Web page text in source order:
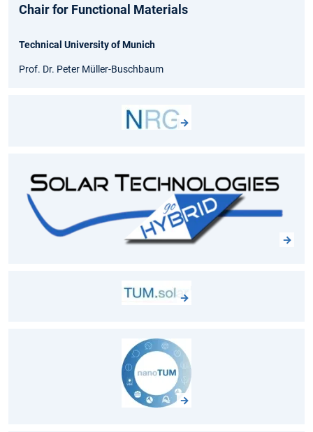
Chair for Functional Materials
Technical University of Munich
Prof. Dr. Peter Müller-Buschbaum